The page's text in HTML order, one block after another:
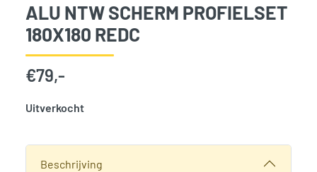
ALU NTW SCHERM PROFIELSET
180X180 REDC
€79,-
Uitverkocht
Beschrijving